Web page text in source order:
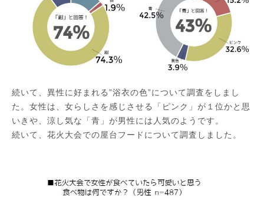
続いて、異性に好まれる”浴衣の色”について調査をしまし
た。女性は、女らしさを感じさせる「ピンク」が１位かと思
いきや、涼し気な「青」が男性には人気のようです。
続いて、花火大会での屋台フードについて調査しました。